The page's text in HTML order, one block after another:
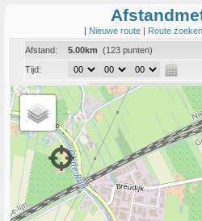
| Nieuwe route | Route
Afstand:
5.00km (123 punten)
Tijd:
Coord:
Info: Link naar deze route